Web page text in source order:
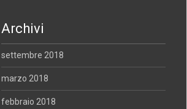
Archivi
settembre 2018
marzo 2018
febbraio 2018